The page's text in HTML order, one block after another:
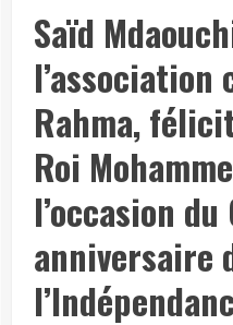
Saïd
Rahma,
Roi
l’occasion du
anniversaire